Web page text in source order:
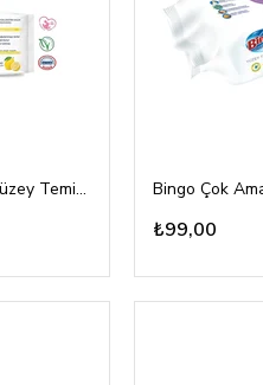
Bingo Çok Amaçlı Yüzey Temizlik Havlusu Limon Kokulu 96'lı
₺99,00